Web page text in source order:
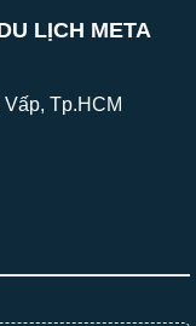
LỊCH META
Tp.HCM